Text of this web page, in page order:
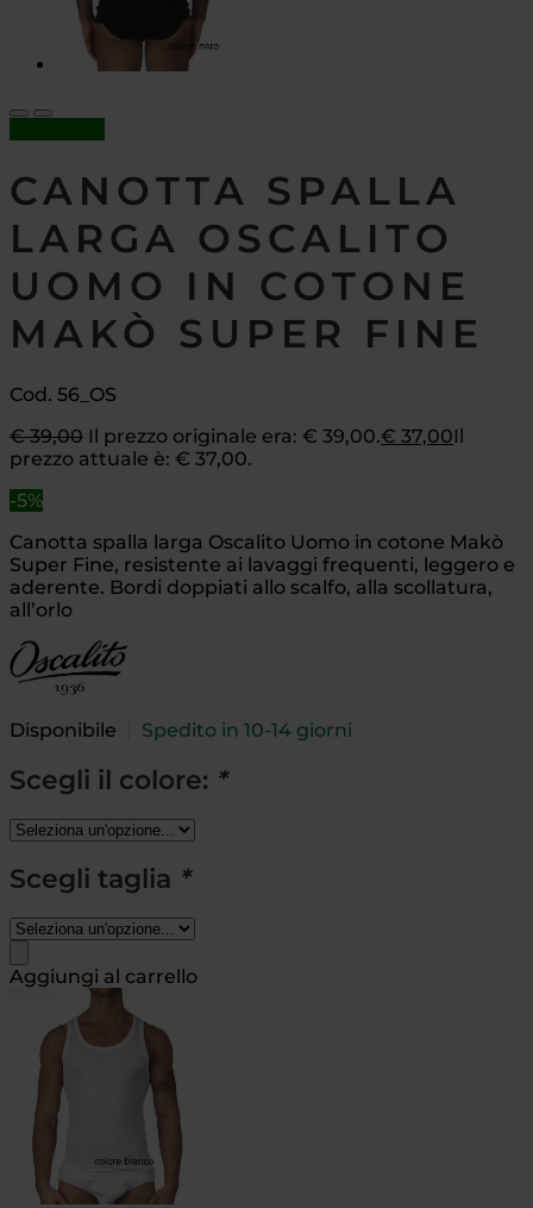
CANOTTA SPALLA
LARGA OSCALITO
UOMO IN COTONE
MAKÒ SUPER FINE
Cod. 56_OS
€39,00 Il prezzo originale era: € 39,00.€ 37,00Il
prezzo attuale è: € 37,00.
-5%
Canotta spalla larga Oscalito Uomo in cotone Makò
Super Fine, resistente ai lavaggi frequenti, leggero e
aderente. Bordi doppiati allo scalfo, alla scollatura,
all’orlo
Disponibile Spedito in 10-14 giorni
Scegli il colore: *
Scegli taglia *
Aggiungi al carrello